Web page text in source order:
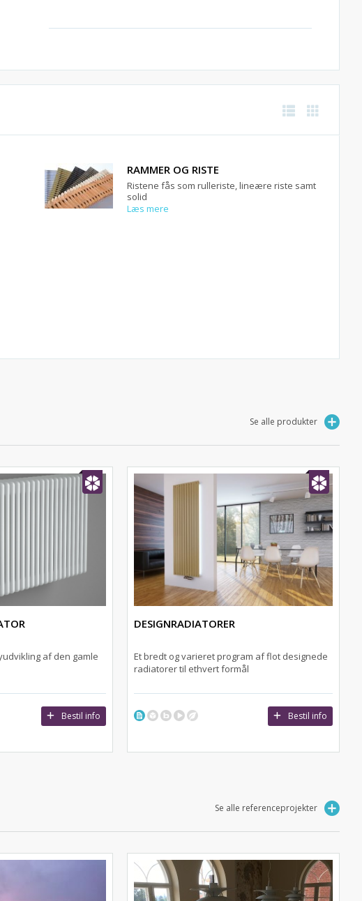
RAMMER OG RISTE
Ristene fås som rulleriste, lineære riste samt
solid
Læs mere
Se alle produkter
af den gamle
Bestil info
DESIGNRADIATORER
Et bredt og varieret program af flot designede
radiatorer til ethvert formål
Bestil info
Se alle referenceprojekter